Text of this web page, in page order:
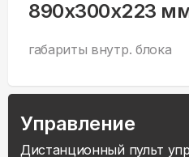
890x300x223
габариты внутр. блока
Управление
Дистанционный пульт